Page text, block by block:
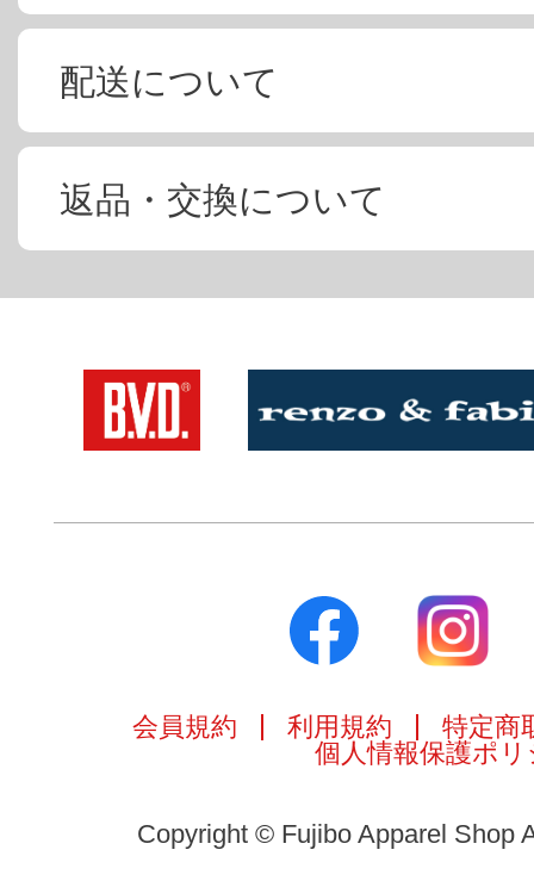
配送について
返品・交換について
会員規約 利用規約
特定商
個人情報保護ポリ
Copyright © Fujibo Apparel Shop